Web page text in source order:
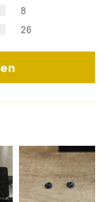
8
26